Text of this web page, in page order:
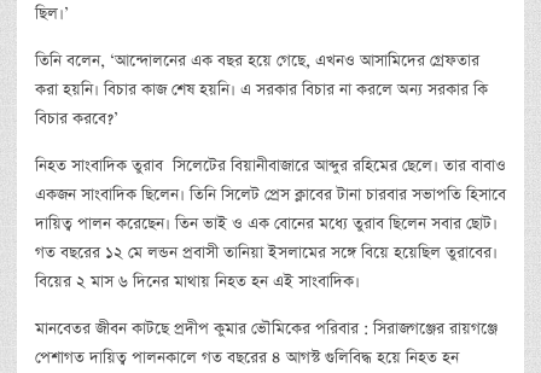
ছিল।’
তিনি বলেন, ‘আন্দোলনের এক বছর হয়ে গেছে, এখনও আসামিদের গ্রেফতার
করা হয়নি। বিচার কাজ শেষ হয়নি। এ সরকার বিচার না করলে অন্য সরকার কি
বিচার করবে?’
নিহত সাংবাদিক তুরাব সিলেটের বিয়ানীবাজারে আব্দুর রহিমের ছেলে। তার বাবাও
একজন সাংবাদিক ছিলেন। তিনি সিলেট প্রেস ক্লাবের টানা চারবার সভাপতি হিসাবে
দায়িত্ব পালন করেছেন। তিন ভাই ও এক বোনের মধ্যে তুরাব ছিলেন সবার ছোট।
গত বছরের ১২ মে লন্ডন প্রবাসী তানিয়া ইসলামের সঙ্গে বিয়ে হয়েছিল তুরাবের।
বিয়ের ২ মাস ৬ দিনের মাথায় নিহত হন এই সাংবাদিক।
মানবেতর জীবন কাটছে প্রদীপ কুমার ভৌমিকের পরিবার : সিরাজগঞ্জের রায়গঞ্জে
পেশাগত দায়িত্ব পালনকালে গত বছরের ৪ আগস্ট গুলিবিদ্ধ হয়ে নিহত হন